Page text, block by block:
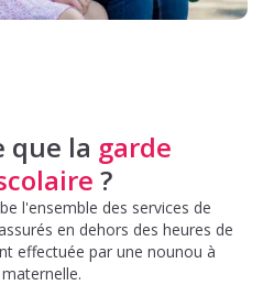
que la garde
?
l'ensemble des services de
en dehors des heures de
effectuée par une nounou à